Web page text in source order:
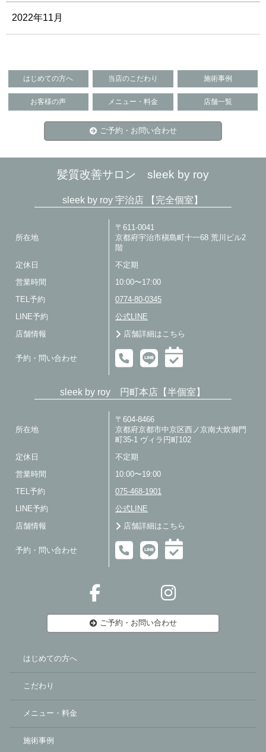
2022年11月
はじめての方へ 当店のこだわり 施術事例
お客様の声 メニュー・料金 店舗一覧
ご予約・お問い合わせ
髪質改善サロン sleek by roy
sleek by roy 宇治店 【完全個室】
所在地
〒611-0041
京都府宇治市槇島町十一68 荒川ビル2
階
定休日 不定期
営業時間 10:00〜17:00
TEL予約 0774-80-0345
LINE予約 公式LINE
店舗情報 店舗詳細はこちら
予約・問い合わせ
sleek by roy 円町本店【半個室】
所在地
〒604-8466
京都府京都市中京区西ノ京南大炊御門
町35-1 ヴィラ円町102
定休日 不定期
営業時間 10:00〜19:00
TEL予約 075-468-1901
LINE予約 公式LINE
店舗情報 店舗詳細はこちら
予約・問い合わせ
ご予約・お問い合わせ
はじめての方へ
こだわり
メニュー・料金
施術事例